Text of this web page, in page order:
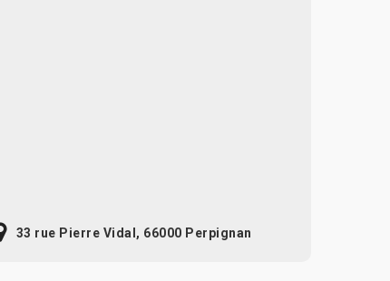
33 rue Pierre Vidal, 66000 Perpignan